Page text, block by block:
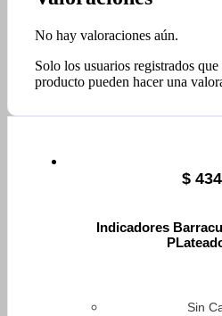
No hay valoraciones aún.
Solo los usuarios registrados
producto pueden hacer una
$
Indicadores
Sin